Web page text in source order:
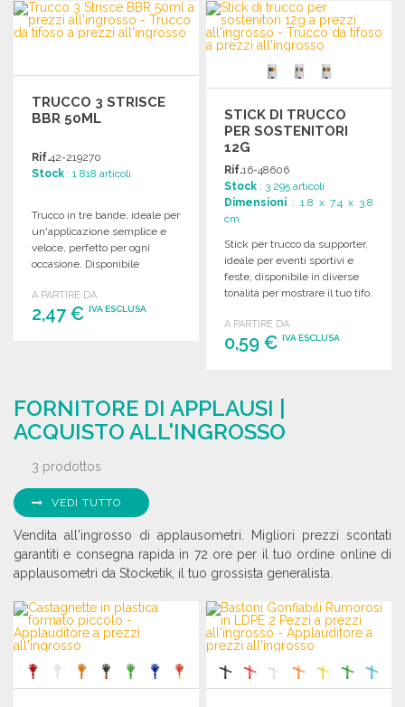
ORDINARE
Richiedi un preventivo
Richiedi un preventivo
TRUCCO 3 STRISCE
BBR 50ML
Rif.42-219270
Stock : 1 818 articoli
Trucco in tre bande, ideale per
un'applicazione semplice e
veloce, perfetto per ogni
occasione. Disponibile
A PARTIRE DA
2,47 € IVA ESCLUSA
STICK DI TRUCCO
PER SOSTENITORI
12G
Rif.16-48606
Stock : 3 295 articoli
Dimensioni : 1.8 x 7.4 x 3.8
cm
Stick per trucco da supporter,
ideale per eventi sportivi e
feste, disponibile in diverse
tonalità per mostrare il tuo tifo.
A PARTIRE DA
0,59 €IVA ESCLUSA
Richiedi un preventivo
FORNITORE DI APPLAUSI |
ACQUISTO ALL'INGROSSO
3 prodottos
VEDI TUTTO
Vendita all'ingrosso di applausometri. Migliori prezzi scontati
garantiti e consegna rapida in 72 ore per il tuo ordine online di
applausometri da Stocketik, il tuo grossista generalista.